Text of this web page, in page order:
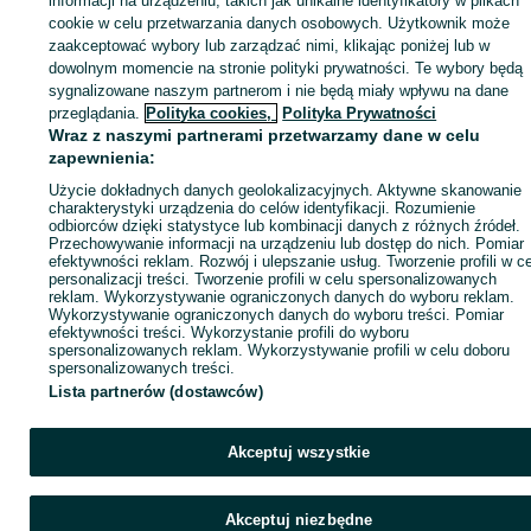
sprzedającym
Zaloguj się / Załóż konto
Zadzwoń / SMS
cookie w celu przetwarzania danych osobowych. Użytkownik może
zaakceptować wybory lub zarządzać nimi, klikając poniżej lub w
dowolnym momencie na stronie polityki prywatności. Te wybory będą
sygnalizowane naszym partnerom i nie będą miały wpływu na dane
przeglądania. Polityka cookies, Polityka Prywatności
Wraz z naszymi partnerami przetwarzamy dane w celu
zapewnienia:
Użycie dokładnych danych geolokalizacyjnych. Aktywne skanowanie
charakterystyki urządzenia do celów identyfikacji. Rozumienie
odbiorców dzięki statystyce lub kombinacji danych z różnych źródeł.
Przechowywanie informacji na urządzeniu lub dostęp do nich. Pomiar
efektywności reklam. Rozwój i ulepszanie usług. Tworzenie profili w
personalizacji treści. Tworzenie profili w celu spersonalizowanych
reklam. Wykorzystywanie ograniczonych danych do wyboru reklam.
Wykorzystywanie ograniczonych danych do wyboru treści. Pomiar
efektywności treści. Wykorzystanie profili do wyboru
spersonalizowanych reklam. Wykorzystywanie profili w celu doboru
spersonalizowanych treści.
Lista partnerów (dostawców)
Akceptuj wszystkie
Akceptuj niezbędne